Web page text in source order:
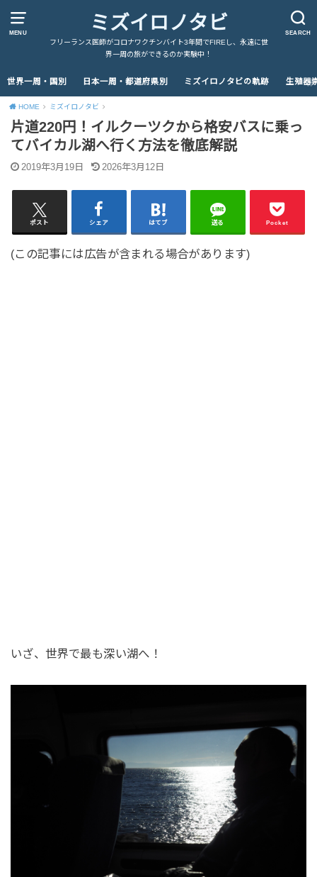
MENU SEARCH
ミズイロノタビ
フリーランス医師がコロナワクチンバイト3年間でFIREし、永遠に世
界一周の旅ができるのか実験中！
世界一周・国別 日本一周・都道府県別 ミズイロノタビの軌跡 生殖器
HOME ミズイロノタビ
片道220円！イルクーツクから格安バスに乗っ
てバイカル湖へ行く方法を徹底解説
2019年3月19日 2026年3月12日
ポスト シェア はてブ 送る Pocket
(この記事には広告が含まれる場合があります)
いざ、世界で最も深い湖へ！